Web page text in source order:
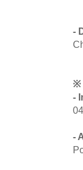
-
※
-
-